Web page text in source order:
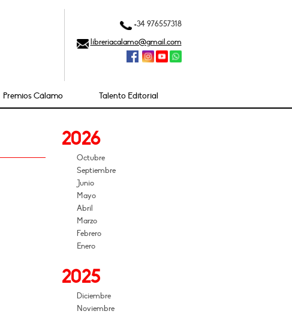
+34 976557318
libreriacalamo@gmail.com
Premios Cálamo Talento Editorial
2026
Octubre
Septiembre
Junio
Mayo
Abril
Marzo
Febrero
Enero
2025
Diciembre
Noviembre